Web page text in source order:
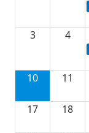
3 4
10 11
17 18